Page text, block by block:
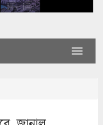
Toggle